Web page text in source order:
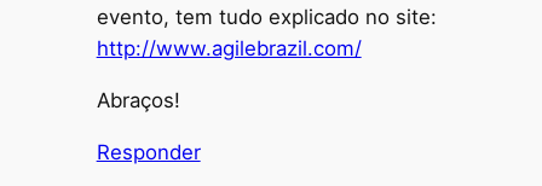
evento, tem tudo explicado no site:
http://www.agilebrazil.com/
Abraços!
Responder